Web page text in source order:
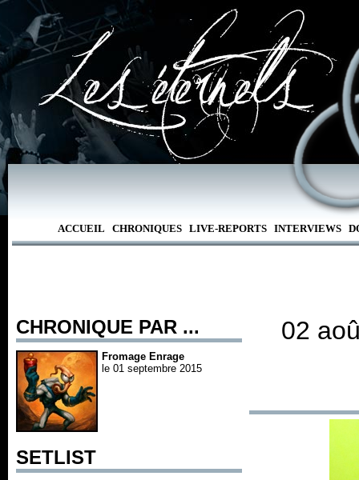
ACCUEIL CHRONIQUES LIVE-REPORTS INTERVIEWS
CHRONIQUE PAR ...
Fromage Enrage
le 01 septembre 2015
SETLIST
02